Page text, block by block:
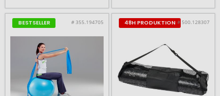
BESTSELLER # 355.194705 48H PRODUKTION # 500.128307